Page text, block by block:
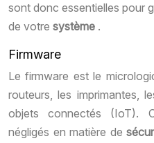
sont donc essentielles pour
de votre système .
Firmware
Le firmware est le
routeurs, les imprimantes,
objets connectés (IoT).
négligés en matière de